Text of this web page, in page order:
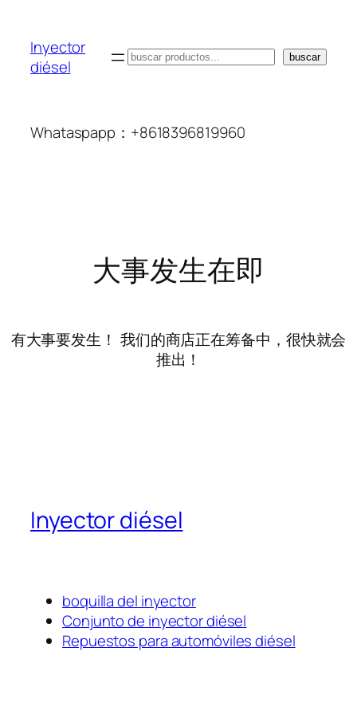
Inyector
diésel
搜
buscar
Whataspapp：+8618396819960
大事发生在即
有大事要发生！ 我们的商店正在筹备中，很快就会
推出！
Inyector diésel
boquilla del inyector
Conjunto de inyector diésel
Repuestos para automóviles diésel